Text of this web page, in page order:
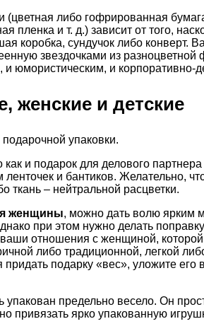
либо гофрированная
пленка и т. д.) зависит от того,
коробка, сундучок либо конверт.
звездочками из разноцветной
юмористическим, и корпоративно-
женские и детские
упаковки.
как и подарок для делового
и бантиков. Желательно,
ткань – нейтральной расцветки.
женщины, можно дать волю ярким
при этом нужно делать
отношения с женщиной,
либо традиционной, легкой
подарку «вес», уложите его
упакован предельно весело. Он
ярко упакованную